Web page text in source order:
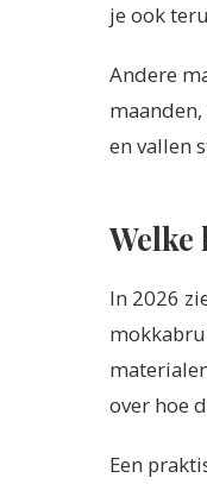
je ook
Andere
en vallen
In 2026
over hoe
Een